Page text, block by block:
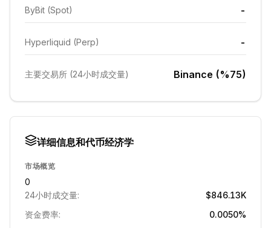
ByBit (Spot) -
Hyperliquid (Perp) -
主要交易所 (24小时成交量) Binance (%75)
详细信息和代币经济学
市场概览
0
24小时成交量:
$846.13K
资金费率:
0.0050%